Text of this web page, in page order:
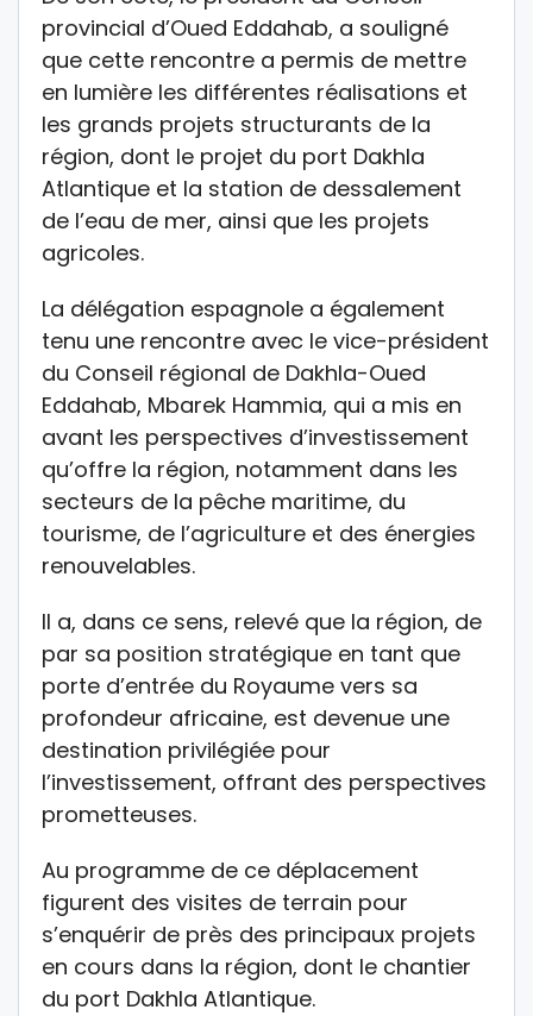
provincial d’Oued Eddahab, a souligné
que cette rencontre a permis de mettre
en lumière les différentes réalisations et
les grands projets structurants de la
région, dont le projet du port Dakhla
Atlantique et la station de dessalement
de l’eau de mer, ainsi que les projets
agricoles.
La délégation espagnole a également
tenu une rencontre avec le vice-président
du Conseil régional de Dakhla-Oued
Eddahab, Mbarek Hammia, qui a mis en
avant les perspectives d’investissement
qu’offre la région, notamment dans les
secteurs de la pêche maritime, du
tourisme, de l’agriculture et des énergies
renouvelables.
Il a, dans ce sens, relevé que la région, de
par sa position stratégique en tant que
porte d’entrée du Royaume vers sa
profondeur africaine, est devenue une
destination privilégiée pour
l’investissement, offrant des perspectives
prometteuses.
Au programme de ce déplacement
figurent des visites de terrain pour
s’enquérir de près des principaux projets
en cours dans la région, dont le chantier
du port Dakhla Atlantique.